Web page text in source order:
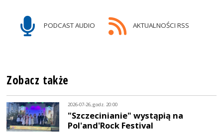
PODCAST AUDIO AKTUALNOŚCI RSS
Zobacz także
2026-07-26, godz. 20:00
"Szczecinianie" wystąpią na
Pol'and'Rock Festival